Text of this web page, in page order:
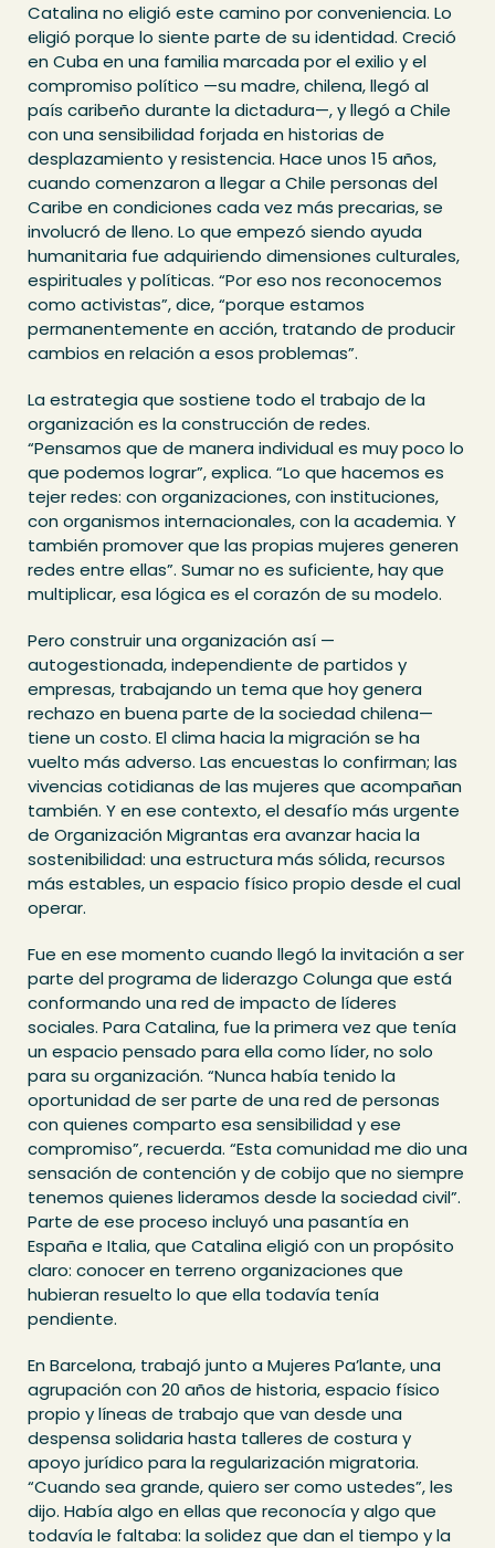
Catalina no eligió este camino por conveniencia. Lo
eligió porque lo siente parte de su identidad. Creció
en Cuba en una familia marcada por el exilio y el
compromiso político —su madre, chilena, llegó al
país caribeño durante la dictadura—, y llegó a Chile
con una sensibilidad forjada en historias de
desplazamiento y resistencia. Hace unos 15 años,
cuando comenzaron a llegar a Chile personas del
Caribe en condiciones cada vez más precarias, se
involucró de lleno. Lo que empezó siendo ayuda
humanitaria fue adquiriendo dimensiones culturales,
espirituales y políticas. “Por eso nos reconocemos
como activistas”, dice, “porque estamos
permanentemente en acción, tratando de producir
cambios en relación a esos problemas”.
La estrategia que sostiene todo el trabajo de la
organización es la construcción de redes.
“Pensamos que de manera individual es muy poco lo
que podemos lograr”, explica. “Lo que hacemos es
tejer redes: con organizaciones, con instituciones,
con organismos internacionales, con la academia. Y
también promover que las propias mujeres generen
redes entre ellas”. Sumar no es suficiente, hay que
multiplicar, esa lógica es el corazón de su modelo.
Pero construir una organización así —
autogestionada, independiente de partidos y
empresas, trabajando un tema que hoy genera
rechazo en buena parte de la sociedad chilena—
tiene un costo. El clima hacia la migración se ha
vuelto más adverso. Las encuestas lo confirman; las
vivencias cotidianas de las mujeres que acompañan
también. Y en ese contexto, el desafío más urgente
de Organización Migrantas era avanzar hacia la
sostenibilidad: una estructura más sólida, recursos
más estables, un espacio físico propio desde el cual
operar.
Fue en ese momento cuando llegó la invitación a ser
parte del programa de liderazgo Colunga que está
conformando una red de impacto de líderes
sociales. Para Catalina, fue la primera vez que tenía
un espacio pensado para ella como líder, no solo
para su organización. “Nunca había tenido la
oportunidad de ser parte de una red de personas
con quienes comparto esa sensibilidad y ese
compromiso”, recuerda. “Esta comunidad me dio una
sensación de contención y de cobijo que no siempre
tenemos quienes lideramos desde la sociedad civil”.
Parte de ese proceso incluyó una pasantía en
España e Italia, que Catalina eligió con un propósito
claro: conocer en terreno organizaciones que
hubieran resuelto lo que ella todavía tenía
pendiente.
En Barcelona, trabajó junto a Mujeres Pa’lante, una
agrupación con 20 años de historia, espacio físico
propio y líneas de trabajo que van desde una
despensa solidaria hasta talleres de costura y
apoyo jurídico para la regularización migratoria.
“Cuando sea grande, quiero ser como ustedes”, les
dijo. Había algo en ellas que reconocía y algo que
todavía le faltaba: la solidez que dan el tiempo y la